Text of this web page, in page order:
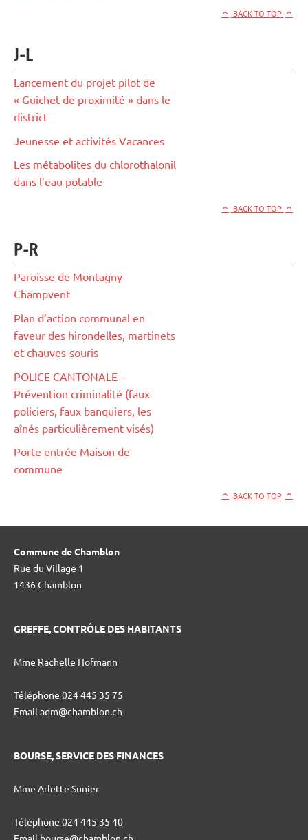
BACK TO TOP
J-L
Lancement du projet pilot de
« Guichet de proximité » dans le
district
Jeunesse et activités Vacances
Les métabolites du chlorothalonil
dans l’eau potable
BACK TO TOP
P-R
Paroisse de Montagny-
Champvent
Plan d’action communal en
faveur des hirondelles, martinets
et chauves-souris
POLICE CANTONALE –
Prévention criminalité (faux
policiers, faux banquiers, les
aînés particulièrement visés)
Porte entrée Maison de
commune
BACK TO TOP
Commune de Chamblon
Rue du Village 1
1436 Chamblon
GREFFE, CONTRÔLE DES HABITANTS
Mme Rachelle Hofmann
Téléphone 024 445 35 75
Email adm@chamblon.ch
BOURSE, SERVICE DES FINANCES
Mme Arlette Sunier
Téléphone 024 445 35 40